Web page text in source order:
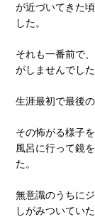
が近づいてきた
した。
それも一番前で
がしませんでした
生涯最初で最後
その怖がる様子
風呂に行って鏡
た。
無意識のうちに
しがみついてい